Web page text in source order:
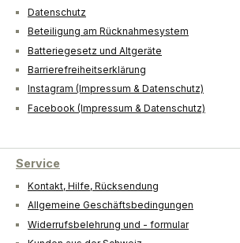
Datenschutz
Beteiligung am Rücknahmesystem
Batteriegesetz und Altgeräte
Barrierefreiheitserklärung
Instagram (Impressum & Datenschutz)
Facebook (Impressum & Datenschutz)
Service
Kontakt, Hilfe, Rücksendung
Allgemeine Geschäftsbedingungen
Widerrufsbelehrung und - formular